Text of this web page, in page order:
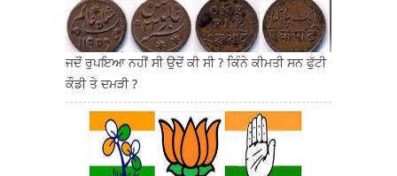
ਜਦੋਂ ਰੁਪਇਆ ਨਹੀਂ ਸੀ ਉਦੋਂ ਕੀ ਸੀ ? ਕਿੰਨੇ ਕੀਮਤੀ ਸਨ ਫੁੱਟੀ
ਕੌਡੀ ਤੇ ਦਮੜੀ ?